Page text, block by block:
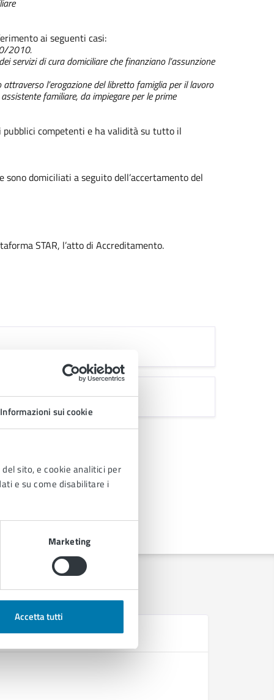
Informazioni sui cookie
sito, e cookie analitici per
e su come disabilitare i
Marketing
Accetta tutti
ai seguenti casi:
2010.
servizi di cura domiciliare che finanziano l’assunzione
l’erogazione del libretto famiglia per il lavoro
familiare, da impiegare per le prime
pubblici competenti e ha validità su tutto il
domiciliati a seguito dell’accertamento del
STAR, l’atto di Accreditamento.